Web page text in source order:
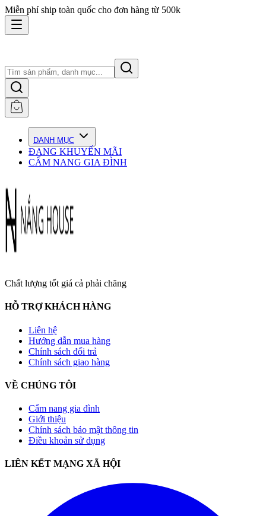
Miễn phí ship toàn quốc cho đơn hàng từ 500k
DANH MỤC
ĐANG KHUYẾN MÃI
CẨM NANG GIA ĐÌNH
Chất lượng tốt giá cả phải chăng
HỖ TRỢ KHÁCH HÀNG
Liên hệ
Hướng dẫn mua hàng
Chính sách đổi trả
Chính sách giao hàng
VỀ CHÚNG TÔI
Cẩm nang gia đình
Giới thiệu
Chính sách bảo mật thông tin
Điều khoản sử dụng
LIÊN KẾT MẠNG XÃ HỘI